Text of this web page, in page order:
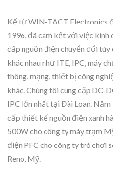
Kể từ WIN-TACT Electronics
1996, đã cam kết với việc kinh
cấp nguồn điện chuyển đổi tùy
khác nhau như ITE, IPC, máy
thông, mạng, thiết bị công
khác. Chúng tôi cung cấp DC-
IPC lớn nhất tại Đài Loan. Năm
cấp thiết kế nguồn điện xanh
500W cho công ty máy trạm
điện PFC cho công ty trò chơi
Reno, Mỹ.